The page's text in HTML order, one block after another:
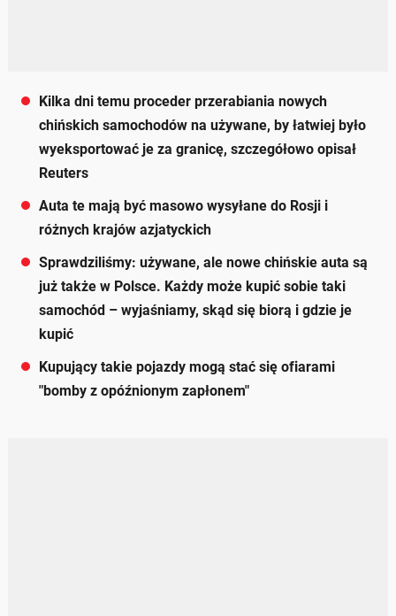
Kilka dni temu proceder przerabiania nowych
chińskich samochodów na używane, by łatwiej było
wyeksportować je za granicę, szczegółowo opisał
Reuters
Auta te mają być masowo wysyłane do Rosji i
różnych krajów azjatyckich
Sprawdziliśmy: używane, ale nowe chińskie auta są
już także w Polsce. Każdy może kupić sobie taki
samochód – wyjaśniamy, skąd się biorą i gdzie je
kupić
Kupujący takie pojazdy mogą stać się ofiarami
"bomby z opóźnionym zapłonem"